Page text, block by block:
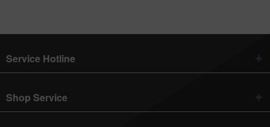
Service Hotline
Shop Service